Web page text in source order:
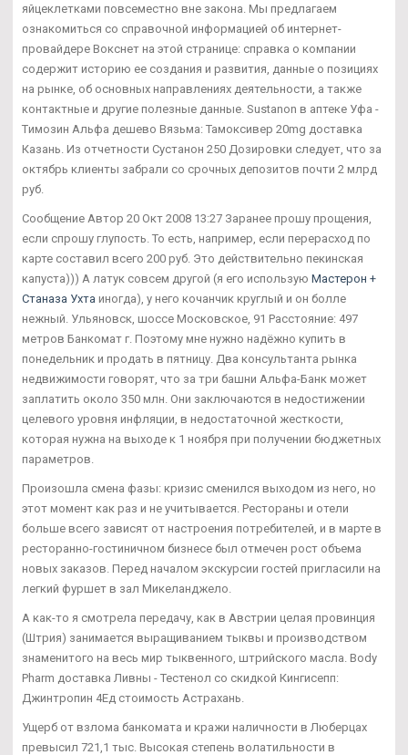
яйцеклетками повсеместно вне закона. Мы предлагаем
ознакомиться со справочной информацией об интернет-
провайдере Вокснет на этой странице: справка о компании
содержит историю ее создания и развития, данные о позициях
на рынке, об основных направлениях деятельности, а также
контактные и другие полезные данные. Sustanon в аптеке Уфа -
Tимозин Альфа дешево Вязьма: Тамоксивер 20mg доставка
Казань. Из отчетности Сустанон 250 Дозировки следует, что за
октябрь клиенты забрали со срочных депозитов почти 2 млрд
руб.
Сообщение Автор 20 Окт 2008 13:27 Заранее прошу прощения,
если спрошу глупость. То есть, например, если перерасход по
карте составил всего 200 руб. Это действительно пекинская
капуста))) А латук совсем другой (я его использую Мастерон +
Станаза Ухта иногда), у него кочанчик круглый и он болле
нежный. Ульяновск, шоссе Московское, 91 Расстояние: 497
метров Банкомат г. Поэтому мне нужно надёжно купить в
понедельник и продать в пятницу. Два консультанта рынка
недвижимости говорят, что за три башни Альфа-Банк может
заплатить около 350 млн. Они заключаются в недостижении
целевого уровня инфляции, в недостаточной жесткости,
которая нужна на выходе к 1 ноября при получении бюджетных
параметров.
Произошла смена фазы: кризис сменился выходом из него, но
этот момент как раз и не учитывается. Рестораны и отели
больше всего зависят от настроения потребителей, и в марте в
ресторанно-гостиничном бизнесе был отмечен рост объема
новых заказов. Перед началом экскурсии гостей пригласили на
легкий фуршет в зал Микеланджело.
А как-то я смотрела передачу, как в Австрии целая провинция
(Штрия) занимается выращиванием тыквы и производством
знаменитого на весь мир тыквенного, штрийского масла. Body
Pharm доставка Ливны - Тестенол со скидкой Кингисепп:
Джинтропин 4Ед стоимость Астрахань.
Ущерб от взлома банкомата и кражи наличности в Люберцах
превысил 721,1 тыс. Высокая степень волатильности в